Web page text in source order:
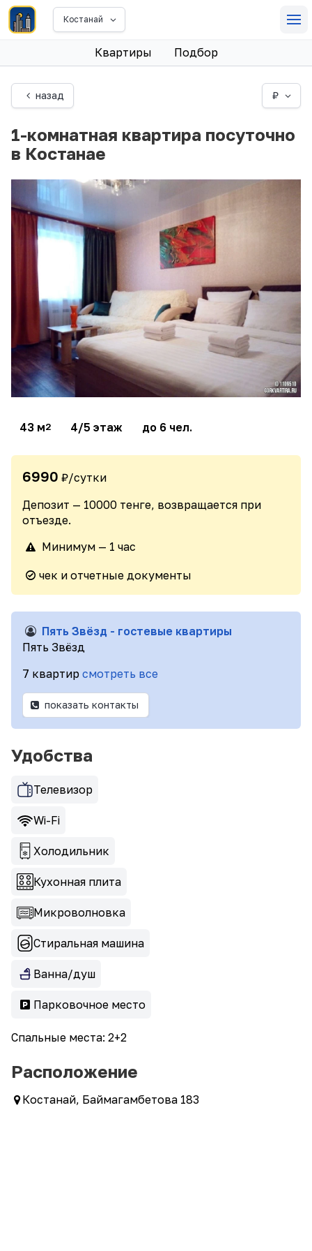
Костанай
Квартиры Подбор
назад ₽
1-комнатная квартира посуточно
в Костанае
43 м2 4/5 этаж до 6 чел.
6990 ₽/сутки
Депозит — 10000 тенге, возвращается при
отъезде.
Минимум — 1 час
чек и отчетные документы
Пять Звёзд - гостевые квартиры
Пять Звёзд
7 квартир смотреть все
показать контакты
Удобства
Телевизор
Wi-Fi
Холодильник
Кухонная плита
Микроволновка
Стиральная машина
Ванна/душ
Парковочное место
Спальные места: 2+2
Расположение
Костанай, Баймагамбетова 183